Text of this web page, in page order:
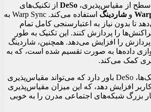
سطح از مقیاس‌پذیری، DeSo از تکنیک‌های
و شاردینگ
استفاده می‌کند. Warp Sync به
تا بدون نیاز به اعتبارسنجی کامل تمام
را پردازش کنند. این تکنیک به طور
را افزایش می‌دهد. همچنین، شاردینگ
داده‌ها به صورت تقسیم شده است، که به
کمک می‌کند.
با استفاده از این تکنیک‌ها، DeSo باور دارد که می‌تواند مقیاس‌پذیری
کاربر افزایش دهد، که این میزان مقیاس‌پذیری
بزرگ شبکه‌های اجتماعی مدرن را به خوبی